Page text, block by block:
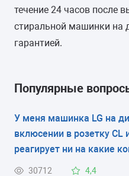
пластик
течение 24 часов после
стиральной машинки на
гарантией.
Популярные
У меня машинка LG на
вклюсении в розетку CL
реагирует ни на какие
30712 4,4